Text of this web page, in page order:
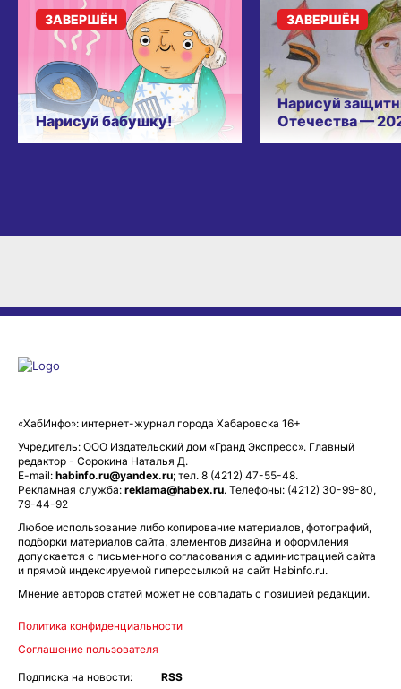
Нарисуй бабушку!
ЗАВЕРШЁН
Нарисуй
Отечества —
ЗАВЕРШЁН
«ХабИнфо»: интернет-журнал города Хабаровска 16+
Учредитель: ООО Издательский дом «Гранд Экспресс». Главный
редактор - Сорокина Наталья Д.
E-mail: habinfo.ru@yandex.ru; тел. 8 (4212) 47-55-48.
Рекламная служба: reklama@habex.ru. Телефоны: (4212) 30-99-80,
79-44-92
Любое использование либо копирование материалов, фотографий,
подборки материалов сайта, элементов дизайна и оформления
допускается с письменного согласования с администрацией сайта
и прямой индексируемой гиперссылкой на сайт Habinfo.ru.
Мнение авторов статей может не совпадать с позицией редакции.
Политика конфиденциальности
Соглашение пользователя
Подписка на новости:
RSS